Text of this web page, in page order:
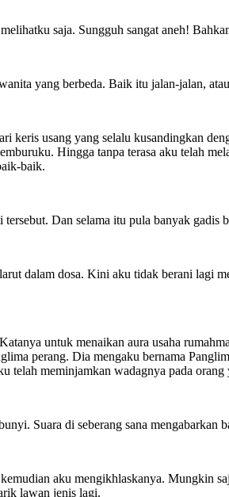
saja. Sungguh sangat aneh!
yang berbeda. Baik itu jalan-jalan,
keris usang yang selalu kusandingkan
Hingga tanpa terasa aku telah
baik.
Dan selama itu pula banyak
dalam dosa. Kini aku tidak berani lagi
untuk menaikan aura usaha
perang. Dia mengaku bernama
telah meminjamkan wadagnya pada
Suara di seberang sana
aku mengikhlaskanya. Mungkin
lawan jenis lagi.